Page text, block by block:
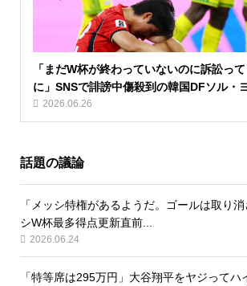
「まだW杯が終わっていないのに訴訟っ
に」SNSで誹謗中傷殺到の韓国DFソル・
2026.06.26
話題の議論
「メッシ特権があるようだ。ゴールは取り
シW杯最多得点更新直前...
2026.06.24
「特等席は295万円」大谷翔平をヤジってハ